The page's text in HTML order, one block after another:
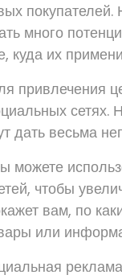
покупателей.
много
куда их
привлечения
сетях.
дать весьма
можете
чтобы
вам, по
или